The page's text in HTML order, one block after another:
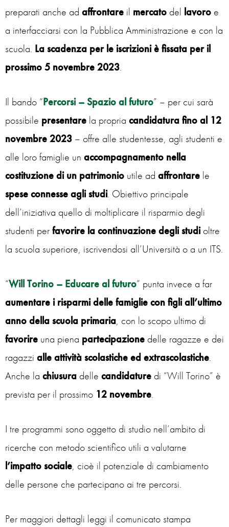
preparati anche ad affrontare il mercato del lavoro e
a interfacciarsi con la Pubblica Amministrazione e con la
scuola. La scadenza per le iscrizioni è fissata per il
prossimo 5 novembre 2023.
Il bando “Percorsi – Spazio al futuro” – per cui sarà
possibile presentare la propria candidaturafinoal 12
novembre 2023 – offre alle studentesse, agli studenti e
alle loro famiglie un accompagnamento nella
costituzione di un patrimonio utile ad affrontare le
speseconnesse agli studi. Obiettivo principale
dell’iniziativa quello di moltiplicare il risparmio degli
studenti perfavorire la continuazione degli studioltre
la scuola superiore, iscrivendosi all’Università o a un ITS.
“Will Torino – Educare al futuro” punta invece a far
aumentare i risparmi delle famiglie con figli all’ultimo
anno della scuola primaria, con lo scopo ultimo di
favorire una piena partecipazione delle ragazze e dei
ragazzi alle attività scolastiche ed extrascolastiche.
Anche la chiusura delle candidature di “Will Torino” è
prevista per il prossimo 12 novembre.
I tre programmi sono oggetto di studio nell’ambito di
ricerche con metodo scientifico utili a valutarne
l’impatto sociale, cioè il potenziale di cambiamento
delle persone che partecipano ai tre percorsi.
Per maggiori dettagli leggi il comunicato stampa